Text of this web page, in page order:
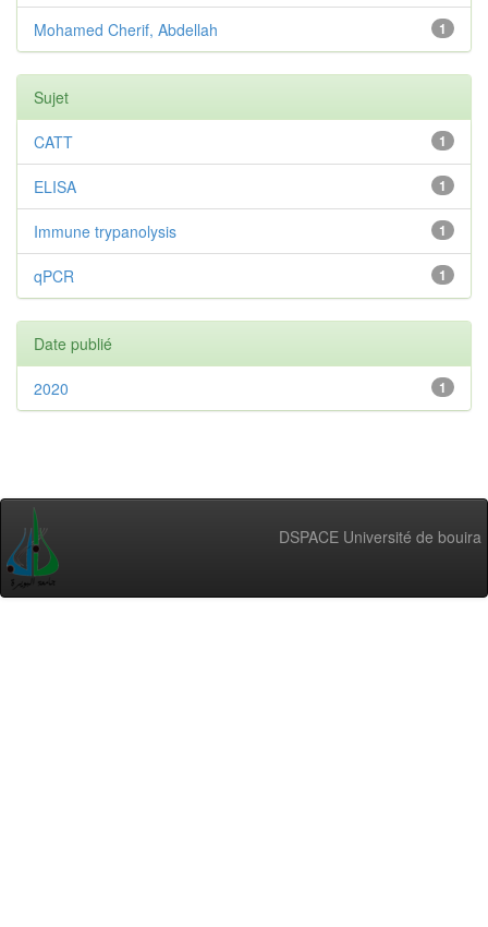
1
Mohamed Cherif, Abdellah
Sujet
1
CATT
1
ELISA
1
Immune trypanolysis
1
qPCR
Date publié
1
2020
DSPACE Université de bouira